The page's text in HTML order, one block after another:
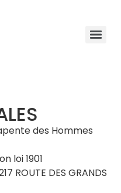
des Hommes
loi 1901
ROUTE DES GRANDS